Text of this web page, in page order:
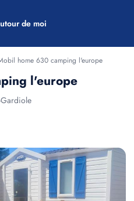
de moi
home 630 camping l'europe
l'europe